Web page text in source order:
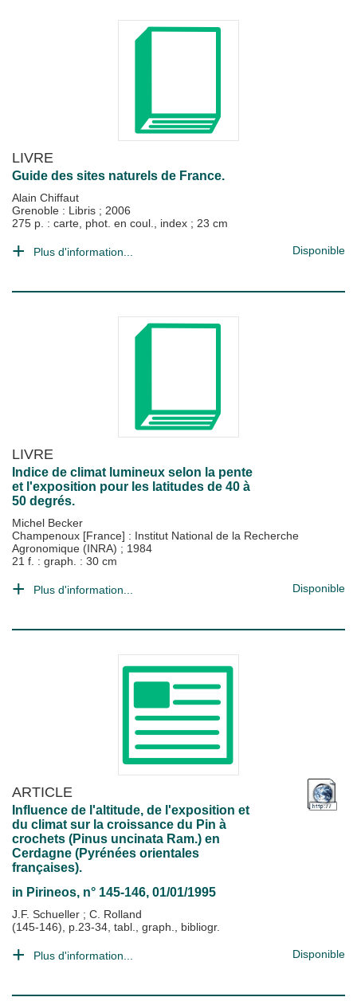
LIVRE
Guide des sites naturels de France.
Alain Chiffaut
Grenoble : Libris ; 2006
275 p. : carte, phot. en coul., index ; 23 cm
Plus d'information... Disponible
LIVRE
Indice de climat lumineux selon la pente
et l'exposition pour les latitudes de 40 à
50 degrés.
Michel Becker
Champenoux [France] : Institut National de la Recherche
Agronomique (INRA) ; 1984
21 f. : graph. : 30 cm
Plus d'information... Disponible
ARTICLE
Influence de l'altitude, de l'exposition et
du climat sur la croissance du Pin à
crochets (Pinus uncinata Ram.) en
Cerdagne (Pyrénées orientales
françaises).
in Pirineos, n° 145-146, 01/01/1995
J.F. Schueller ; C. Rolland
(145-146), p.23-34, tabl., graph., bibliogr.
Plus d'information... Disponible